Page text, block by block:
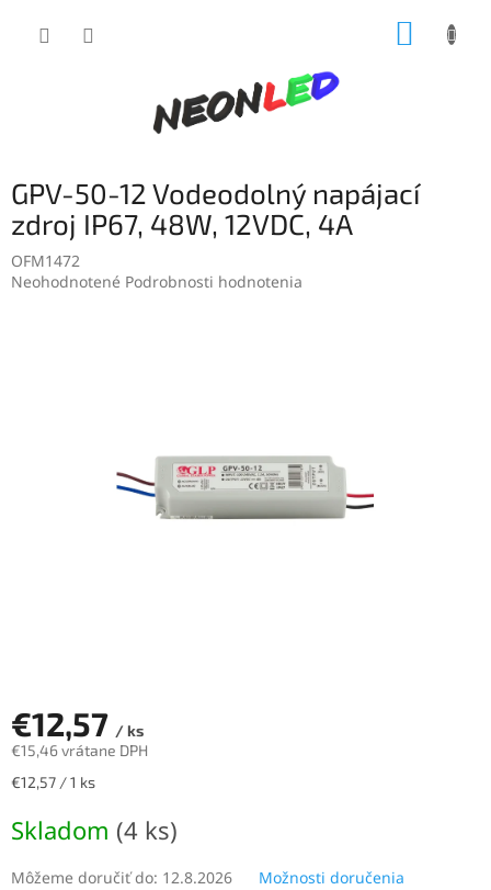
GPV-50-12 Vodeodolný napájací
zdroj IP67, 48W, 12VDC, 4A
OFM1472
Priemerné
Neohodnotené Podrobnosti hodnotenia
€12,57 / ks
€15,46 vrátane DPH
Jednotková
€12,57 / 1 ks
Skladom (4 ks)
Môžeme doručiť do: 12.8.2026 Možnosti doručenia